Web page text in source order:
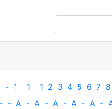
- 1 1 1 2 3 4 5 6 7 8
‐ - A - A - A - A - A -